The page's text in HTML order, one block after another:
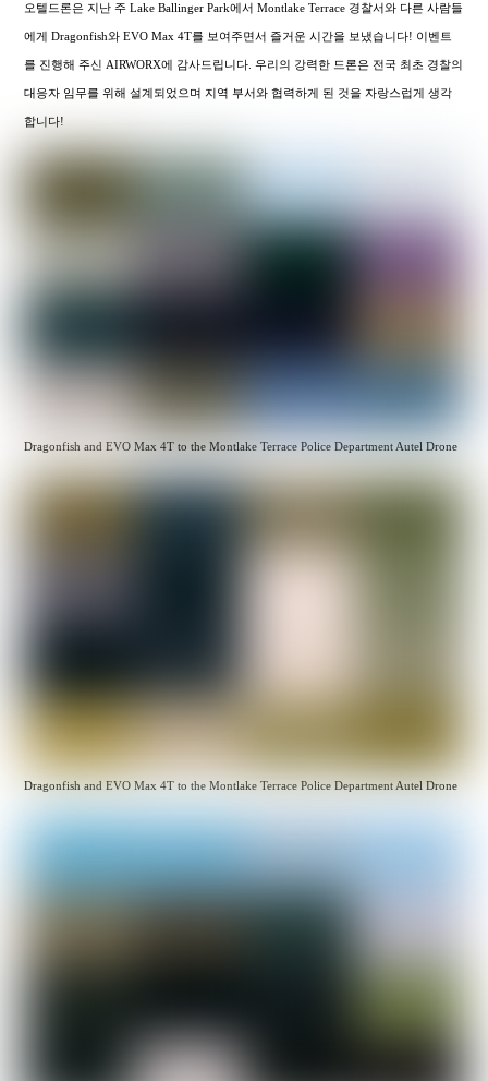
오텔드론은 지난 주 Lake Ballinger Park에서 Montlake Terrace 경찰서와 다른 사람들
에게 Dragonfish와 EVO Max 4T를 보여주면서 즐거운 시간을 보냈습니다! 이벤트
를 진행해 주신 AIRWORX에 감사드립니다. 우리의 강력한 드론은 전국 최초 경찰의
대응자 임무를 위해 설계되었으며 지역 부서와 협력하게 된 것을 자랑스럽게 생각
합니다!
Dragonfish and EVO Max 4T to the Montlake Terrace Police Department Autel Drone
Dragonfish and EVO Max 4T to the Montlake Terrace Police Department Autel Drone